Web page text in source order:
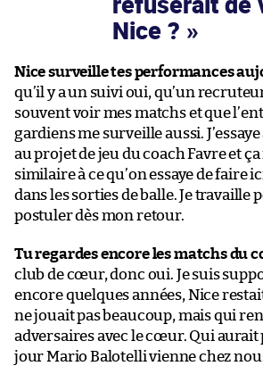
Nice ?
Nice surveille tes performances
qu’il y a un suivi oui, qu’un
souvent voir mes matchs et que
gardiens me surveille aussi.
au projet de jeu du coach Favre et ça
similaire à ce qu’on essaye de faire
dans les sorties de balle. Je travaille
postuler dès mon retour.
Tu regardes encore les matchs du
club de cœur, donc oui. Je suis
encore quelques années, Nice
ne jouait pas beaucoup, mais qui
adversaires avec le cœur. Qui aurait
jour Mario Balotelli vienne chez nous